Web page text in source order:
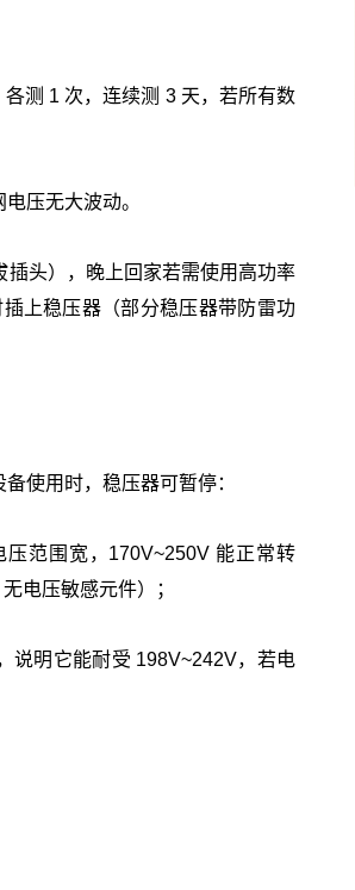
测 1 次，连续测 3 天，若所有数
压无大波动。
头），晚上回家若需使用高功率
上稳压器（部分稳压器带防雷功
使用时，稳压器可暂停：
范围宽，170V~250V 能正常转
电压敏感元件）；
说明它能耐受 198V~242V，若电